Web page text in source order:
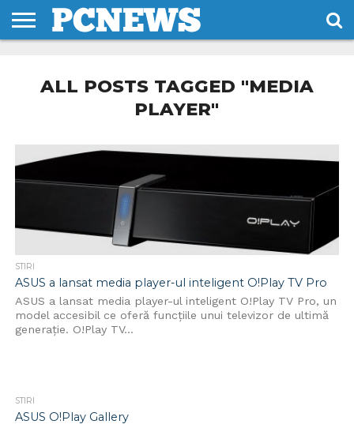
NOI
CONDITII
ALL POSTS TAGGED "MEDIA
PLAYER"
STIRI
ASUS a lansat media player-ul inteligent O!Play TV Pro
ASUS a lansat media player-ul inteligent O!Play TV Pro, un
model accesibil ce oferă funcțiile unui televizor de ultimă
generație. O!Play TV...
STIRI
ASUS O!Play Gallery